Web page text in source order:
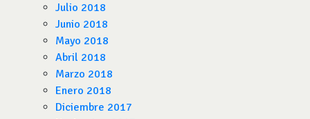
Julio 2018
Junio 2018
Mayo 2018
Abril 2018
Marzo 2018
Enero 2018
Diciembre 2017